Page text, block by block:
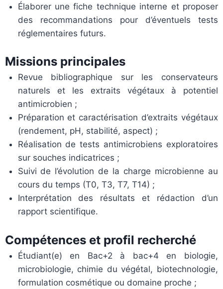
Élaborer une fiche technique interne et proposer
des recommandations pour d’éventuels tests
réglementaires futurs.
Missions principales
Revue bibliographique sur les conservateurs
naturels et les extraits végétaux à potentiel
antimicrobien ;
Préparation et caractérisation d’extraits végétaux
(rendement, pH, stabilité, aspect) ;
Réalisation de tests antimicrobiens exploratoires
sur souches indicatrices ;
Suivi de l’évolution de la charge microbienne au
cours du temps (T0, T3, T7, T14) ;
Interprétation des résultats et rédaction d’un
rapport scientifique.
Compétences et profil recherché
Étudiant(e) en Bac+2 à bac+4 en biologie,
microbiologie, chimie du végétal, biotechnologie,
formulation cosmétique ou domaine proche ;